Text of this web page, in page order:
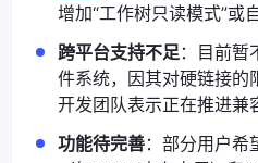
增加“工作树只读模式”或
跨平台支持不足 ：目前
件系统，因其对硬链接的
开发团队表示正在推进兼
功能待完善：部分用户希